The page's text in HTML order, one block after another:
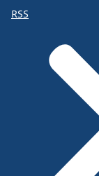
RSS